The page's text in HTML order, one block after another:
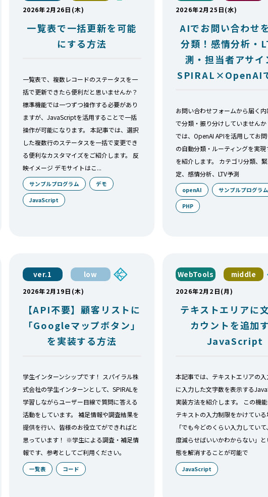
2026年2月26日(木)
一覧表で一括更新を可能
にする方法
一覧表で、複数レコードのステータスを一
括で更新できたら便利だと思いませんか？
標準機能では一つずつ操作する必要があり
ますが、JavaScriptを活用することで一括
操作が可能になります。 本記事では、選択
した複数行のステータスを一括で変更でき
る便利なカスタマイズをご紹介します。 反
映イメージ デモサイトはこ...
サンプルプログラム デモ
JavaScript
2026年2月25日(水)
AIでお問い合わせ
分類！感情分析・
測・担当者アサイ
SPIRAL×OpenAI
お問い合わせフォームから届く
で分類・振り分けしていませんか
では、OpenAI APIを活用してお
の自動分類・ルーティングを実現
を紹介します。 カテゴリ分類、
定、感情分析、LTV予測
openAI サンプルプログラム
PHP
ver.1 low
2026年2月19日(木)
【API不要】顧客リストに
「Googleマップボタン」
を実装する方法
学生インターンシップです！ スパイラル株
式会社の学生インターンとして、SPIRALを
学習しながらユーザー目線で質問に答える
活動をしています。 補足情報や調査結果を
提供を行い、皆様のお役立てができればと
思っています！ ※学生による調査・補足情
報です、参考としてご利用ください。
一覧表 コード
WebTools middle
2026年2月2日(月)
テキストエリアに
カウントを追加
JavaScript
本記事では、テキストエリアの
に入力した文字数を表示する
実装方法を紹介します。 この機能
テキストの入力制限をかけている
「でも今どのくらい入力してい
度減らせばいいかわからない」
態を解消することが可能で
JavaScript